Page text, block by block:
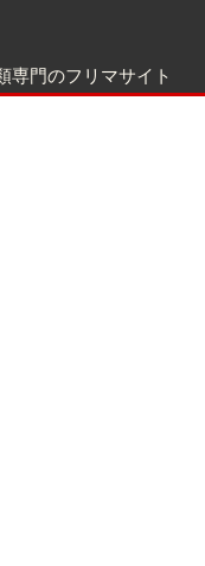
専門のフリマサイト